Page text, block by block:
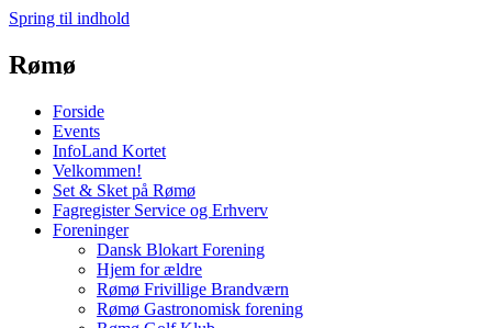
Spring til indhold
Rømø
Forside
Events
InfoLand Kortet
Velkommen!
Set & Sket på Rømø
Fagregister Service og Erhverv
Foreninger
Dansk Blokart Forening
Hjem for ældre
Rømø Frivillige Brandværn
Rømø Gastronomisk forening